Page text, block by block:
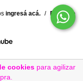
cookies para agilizar
ingresá acá. /
Botón de